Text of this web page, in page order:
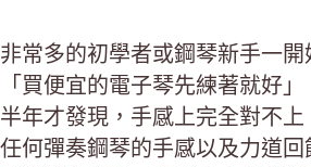
非常多的初學者或鋼琴新手一開
「買便宜的電子琴先練著就好
半年才發現，手感上完全對不上
任何彈奏鋼琴的手感以及力道回